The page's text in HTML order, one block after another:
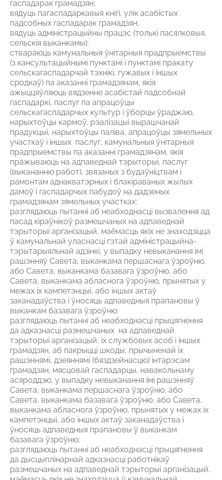
гаспадарак грамадзян;
вядуць пагаспадаркавыя кнігі, улік асабістых
падсобных гаспадарак грамадзян;
вядуць адміністрацыйны працэс (толькі пасялковыя,
сельскія выканкамы);
ствараюць камунальныя ўнітарныя прадпрыемствы
(з кансультацыйнымі пунктамі і пунктамі пракату
сельскагаспадарчай тэхнікі, гужавых і іншых
сродкаў) па аказанні грамадзянам, якія
ажыццяўляюць вядзенне асабістай падсобнай
гаспадаркі, паслуг па апрацоўцы
сельскагаспадарчых культур і ўборцы ўраджаю,
нарыхтоўцы кармоў, рэалізацыі вырашчанай
прадукцыі, нарыхтоўцы паліва, апрацоўцы зямельных
участкаў і іншых паслуг, камунальныя ўнітарныя
прадпрыемствы па аказанні грамадзянам, якія
пражываюць на адпаведнай тэрыторыі, паслуг
(выкананню работ), звязаных з будаўніцтвам і
рамонтам аднакватэрных і блакіраваных жылых
дамоў і гаспадарчых пабудоў на дадзеных
грамадзянам зямельных участках;
разглядаюць пытанні аб неабходнасці вызвалення ад
пасад кіраўнікоў размешчаных на адпаведнай
тэрыторыі арганізацый, маёмасць якіх не знаходзіцца
ў камунальнай уласнасці гэтай адміністрацыйна-
тэрытарыяльнай адзінкі, у выпадку невыканання імі
рашэнняў Савета, выканкама першаснага ўзроўню,
або Савета, выканкама базавага ўзроўню, або
Савета, выканкама абласнога ўзроўню, прынятых у
межах іх кампетэнцыі, або іншых актаў
заканадаўства і ўносяць адпаведныя прапановы ў
выканкам базавага ўзроўню;
разглядаюць пытанні аб неабходнасці прыцягнення
да адказнасці размешчаных на адпаведнай
тэрыторыі арганізацый, іх службовых асоб і іншых
грамадзян, аб пакрыцці шкоды, прычыненай іх
рашэннямі, дзеяннямі (бяздзейнасцю) інтарэсам
грамадзян, мясцовай гаспадарцы, навакольнаму
асяроддзю, у выпадку невыканання імі рашэнняў
Савета, выканкама першаснага ўзроўню, або
Савета, выканкама базавага ўзроўню, або Савета,
выканкама абласнога ўзроўню, прынятых у межах іх
кампетэнцыі, або іншых актаў заканадаўства і
ўносяць адпаведныя прапановы ў выканкам
базавага ўзроўню;
разглядаюць пытанні аб неабходнасці прыцягнення
да дысцыплінарнай адказнасці работнікаў
размешчаных на адпаведнай тэрыторыі арганізацый,